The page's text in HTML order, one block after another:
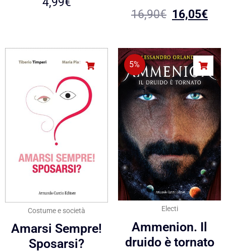
16,90€ 16,05€
Costume e società
Amarsi Sempre!
Sposarsi?
5%
Electi
Ammenion. Il
druido è tornato